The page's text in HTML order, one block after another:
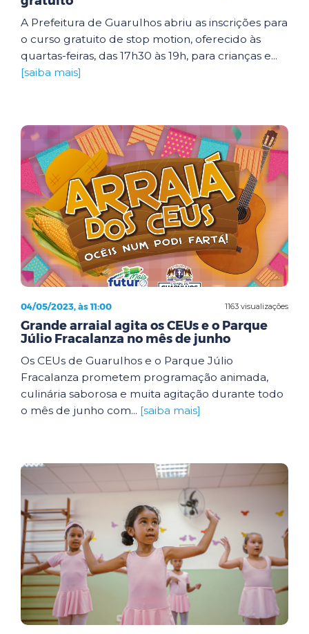
A Prefeitura de Guarulhos abriu as inscrições para
o curso gratuito de stop motion, oferecido às
quartas-feiras, das 17h30 às 19h, para crianças e...
[saiba mais]
1163 visualizações
04/05/2023, às 11:00
Grande arraial agita os CEUs e o Parque
Júlio Fracalanza no mês de junho
Os CEUs de Guarulhos e o Parque Júlio
Fracalanza prometem programação animada,
culinária saborosa e muita agitação durante todo
o mês de junho com... [saiba mais]